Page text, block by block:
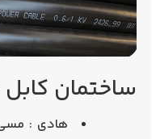
ساختمان